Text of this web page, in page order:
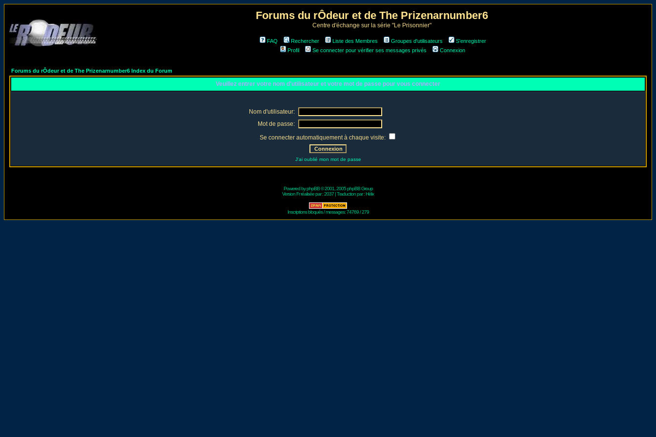
Forums du rÔdeur et de The Prizenarnumber6
Centre d'échange sur la série "Le Prisonnier"
FAQ Rechercher Liste des Membres Groupes d'utilisateurs
S'enregistrer
Profil
Se connecter pour vérifier ses messages privés Connexion
Forums du rÔdeur et de The Prizenarnumber6 Index du Forum
Veuillez entrer votre nom d'utilisateur et votre mot de passe pour vous connecter
Nom d'utilisateur:
Mot de passe:
Se connecter automatiquement à chaque visite:
J'ai oublié mon mot de passe
Powered byphpBB© 2001, 2005 phpBB Group
Version Fr réalisée par :2037 | Traduction par :Hélix
Inscriptions bloqués / messages: 74769 / 279